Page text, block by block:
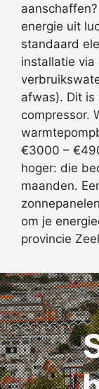
energie uit
standaard
installatie via
afwas). Dit
compressor.
€3000 –
hoger: die
maanden.
om je
provincie